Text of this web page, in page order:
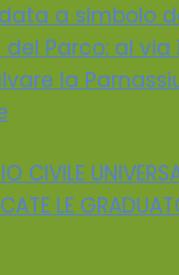
a simbolo
Parco: al via
la
CIVILE
LE